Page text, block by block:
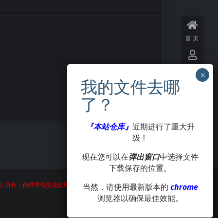
所有，僅供學習交流使用，請在24小時内刪除。
首页
用户
中心
『本站仓库』 近期进行了重大升
级！
现在您可以在弹出窗口中选择文件
下载保存的位置。
当然，请使用最新版本的 chrome
浏览器以确保最佳效能。